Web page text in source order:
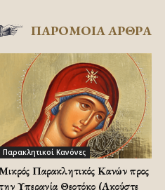
ΠΑΡΟΜΟΙΑ ΑΡΘΡΑ
Παρακλητικοί Κανόνες
Παρακλητικός Κανών προς
Υπεραγία Θεοτόκο (Ακούστε